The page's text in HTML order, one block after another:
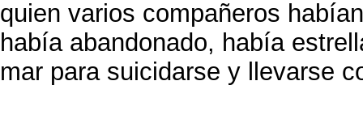
quien varios compañeros
había abandonado, había
mar para suicidarse y llevarse